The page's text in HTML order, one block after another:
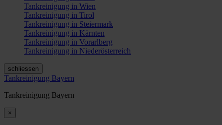
Tankreinigung in Wien
Tankreinigung in Tirol
Tankreinigung in Steiermark
Tankreinigung in Kärnten
Tankreinigung in Vorarlberg
Tankreinigung in Niederösterreich
schliessen
Tankreinigung Bayern
Tankreinigung Bayern
×